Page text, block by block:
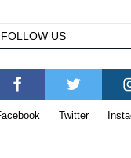
FOLLOW US
Twitter